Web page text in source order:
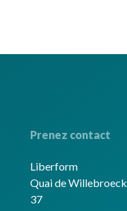
Prenez contact
Liberform
Quai de Willebroeck
37